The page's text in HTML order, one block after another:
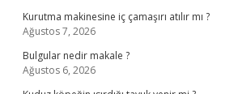
Kurutma makinesine iç çamaşırı atılır mı ?
Ağustos 7, 2026
Bulgular nedir makale ?
Ağustos 6, 2026